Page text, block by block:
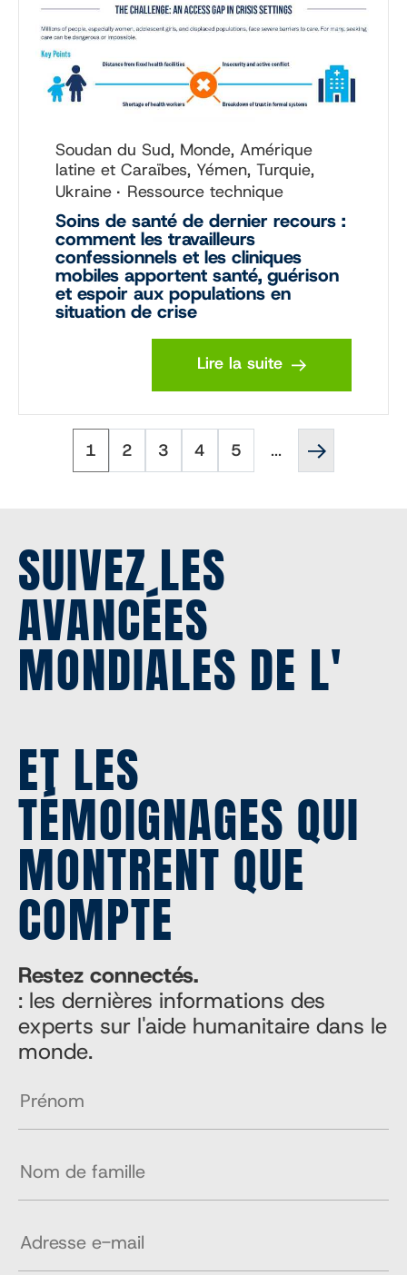
Soudan du Sud, Monde, Amérique
latine et Caraïbes, Yémen, Turquie,
Ukraine
Ressource technique
Soins de santé de dernier recours :
comment les travailleurs
confessionnels et les cliniques
mobiles apportent santé, guérison
et espoir aux populations en
situation de crise
Lire la suite
Pagination
1 2 3 4 5 ...
suivante
SUIVEZ LES
AVANCÉES
MONDIALES DE L'
ET LES
TÉMOIGNAGES QUI
MONTRENT QUE
COMPTE
Restez connectés.
: les dernières informations des
experts sur l'aide humanitaire dans le
monde.